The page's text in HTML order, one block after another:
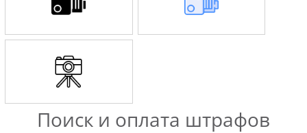
Поиск и оплата штрафов